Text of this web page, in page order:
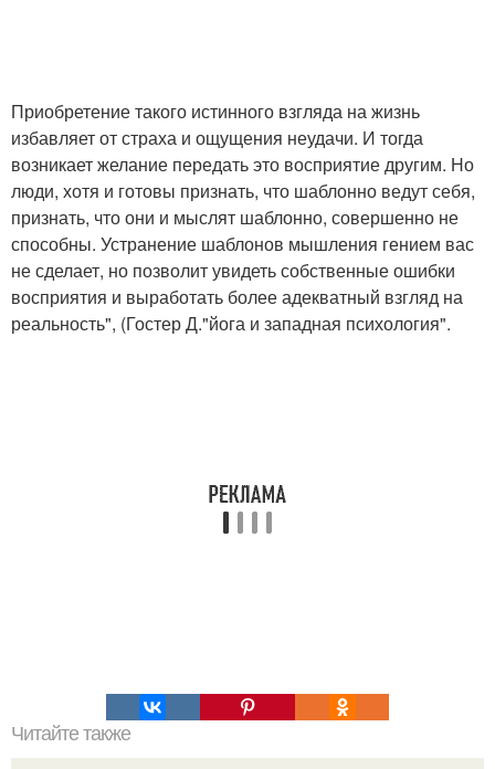
Приобретение такого истинного взгляда на жизнь
избавляет от страха и ощущения неудачи. И тогда
возникает желание передать это восприятие другим. Но
люди, хотя и готовы признать, что шаблонно ведут себя,
признать, что они и мыслят шаблонно, совершенно не
способны. Устранение шаблонов мышления гением вас
не сделает, но позволит увидеть собственные ошибки
восприятия и выработать более адекватный взгляд на
реальность", (Гостер Д."йога и западная психология".
Читайте также